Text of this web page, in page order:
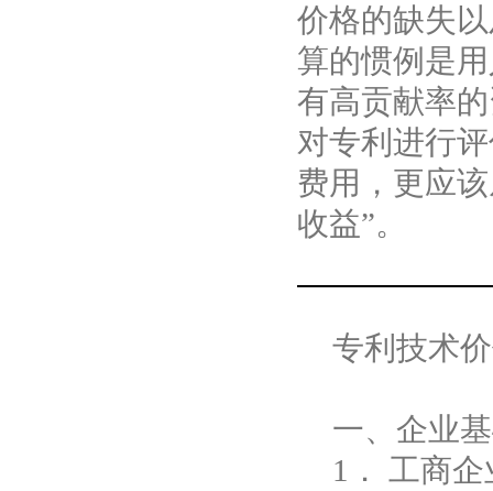
价格的缺失
算的惯例是
有高贡献率
对专利进行
费用，更应
收益”。
专利技术
一、企业
1． 工商企